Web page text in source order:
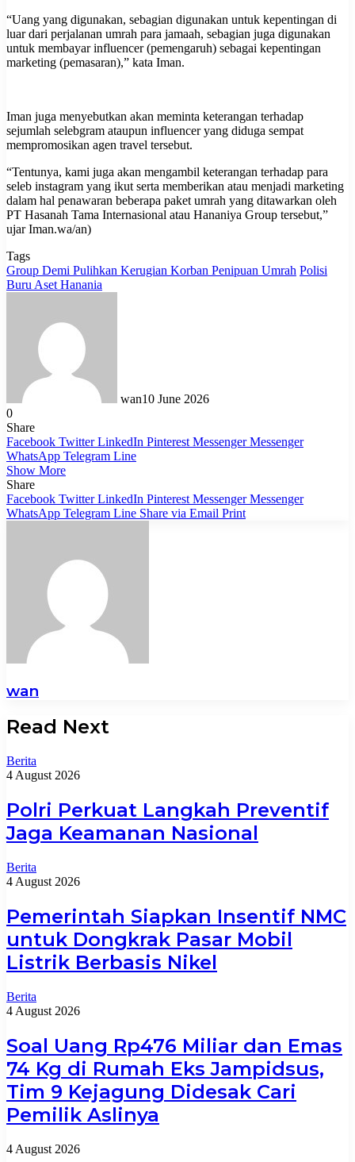
“Uang yang digunakan, sebagian digunakan untuk kepentingan di
luar dari perjalanan umrah para jamaah, sebagian juga digunakan
untuk membayar influencer (pemengaruh) sebagai kepentingan
marketing (pemasaran),” kata Iman.
Iman juga menyebutkan akan meminta keterangan terhadap
sejumlah selebgram ataupun influencer yang diduga sempat
mempromosikan agen travel tersebut.
“Tentunya, kami juga akan mengambil keterangan terhadap para
seleb instagram yang ikut serta memberikan atau menjadi marketing
dalam hal penawaran beberapa paket umrah yang ditawarkan oleh
PT Hasanah Tama Internasional atau Hananiya Group tersebut,”
ujar Iman.wa/an)
Tags
Group Demi Pulihkan Kerugian Korban Penipuan Umrah Polisi
Buru Aset Hanania
wan10 June 2026
0
Share
Facebook Twitter LinkedIn Pinterest Messenger Messenger
WhatsApp Telegram Line
Show More
Share
Facebook Twitter LinkedIn Pinterest Messenger Messenger
WhatsApp Telegram Line Share via Email Print
wan
Read Next
Berita
4 August 2026
Polri Perkuat Langkah Preventif
Jaga Keamanan Nasional
Berita
4 August 2026
Pemerintah Siapkan Insentif NMC
untuk Dongkrak Pasar Mobil
Listrik Berbasis Nikel
Berita
4 August 2026
Soal Uang Rp476 Miliar dan Emas
74 Kg di Rumah Eks Jampidsus,
Tim 9 Kejagung Didesak Cari
Pemilik Aslinya
4 August 2026